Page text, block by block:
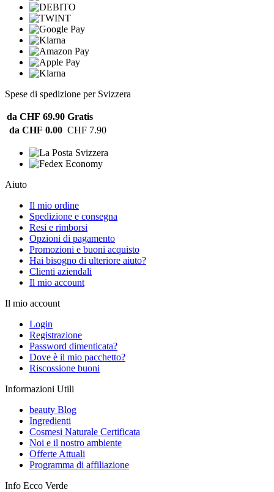
Spese di spedizione per Svizzera
da CHF 69.90 Gratis
da CHF 0.00 CHF 7.90
Aiuto
Il mio ordine
Spedizione e consegna
Resi e rimborsi
Opzioni di pagamento
Promozioni e buoni acquisto
Hai bisogno di ulteriore aiuto?
Clienti aziendali
Il mio account
Il mio account
Login
Registrazione
Password dimenticata?
Dove è il mio pacchetto?
Riscossione buoni
Informazioni Utili
beauty Blog
Ingredienti
Cosmesi Naturale Certificata
Noi e il nostro ambiente
Offerte Attuali
Programma di affiliazione
Info Ecco Verde